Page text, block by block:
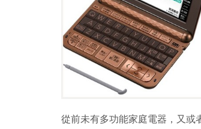
從前未有多功能家庭電器，又或
Link